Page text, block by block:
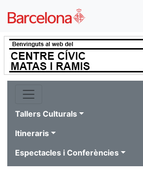
Tallers Culturals
Itineraris
Espectacles i Conferències